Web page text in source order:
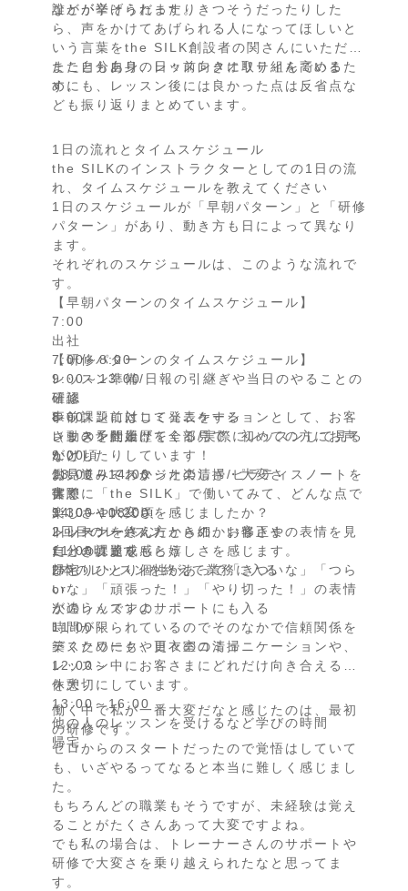
などが挙げられます。
誰かが辛そうだったりきつそうだったりした
ら、声をかけてあげられる人になってほしいと
いう言葉をthe SILK創設者の関さんにいただい
たこともあり、日々前向きに取り組んでいま
す。
また自分自身のレッスンクオリティを高めるた
めにも、レッスン後には良かった点は反省点な
ども振り返りまとめています。
1日の流れとタイムスケジュール
the SILKのインストラクターとしての1日の流
れ、タイムスケジュールを教えてください
1日のスケジュールが「早朝パターン」と「研修
パターン」があり、動き方も日によって異なり
ます。
それぞれのスケジュールは、このような流れで
す。
【早朝パターンのタイムスケジュール】
7:00
出社
7:00～8:00
レッスン準備/日報の引継ぎや当日のやることの
確認
8:00
レッスン開始
9:00頃
お見送り～スタジオの清掃/ピラティスノートを
書く
9:30～10:20頃
2回目のレッスン
11:00頃まで
2本のレッスンを終えて業務に入る
or
次のレッスンのサポートにも入る
11:00～
デスクワークや更衣室の清掃
12:00～
休憩
13:00～16:00
他の人のレッスンを受けるなど学びの時間
帰宅
【研修パターンのタイムスケジュール】
9:00～13:00
研修
事前課題に対して発表をする
（動きを仕上げてくる/実際にレッスンして見る
など）
13:00～14:00
休憩
14:00～18:00
トレーナーさん方から細かい修正や
自分の課題をもらう
帰宅
レッスン前はコミュニケーションとして、お客
さまの予約履歴を全部見て、初めての方にお声
がけしたりしています！
働いてみてわかった楽しさ・大変さ
実際に「the SILK」で働いてみて、どんな点で
楽しさや大変さを感じましたか？
レッスンを終えたときの、お客さまの表情を見
たときに達成感と嬉しさを感じます。
ひとりひとり個性があって「きついな」「つら
いな」「頑張った！」「やり切った！」の表情
が違うんですよ。
時間が限られているのでそのなかで信頼関係を
築くためにも、日々のコミュニケーションや、
レッスン中にお客さまにどれだけ向き合えるか
を大切にしています。
働く中で私が一番大変だなと感じたのは、最初
の研修です。
ゼロからのスタートだったので覚悟はしていて
も、いざやるってなると本当に難しく感じまし
た。
もちろんどの職業もそうですが、未経験は覚え
ることがたくさんあって大変ですよね。
でも私の場合は、トレーナーさんのサポートや
研修で大変さを乗り越えられたなと思ってま
す。